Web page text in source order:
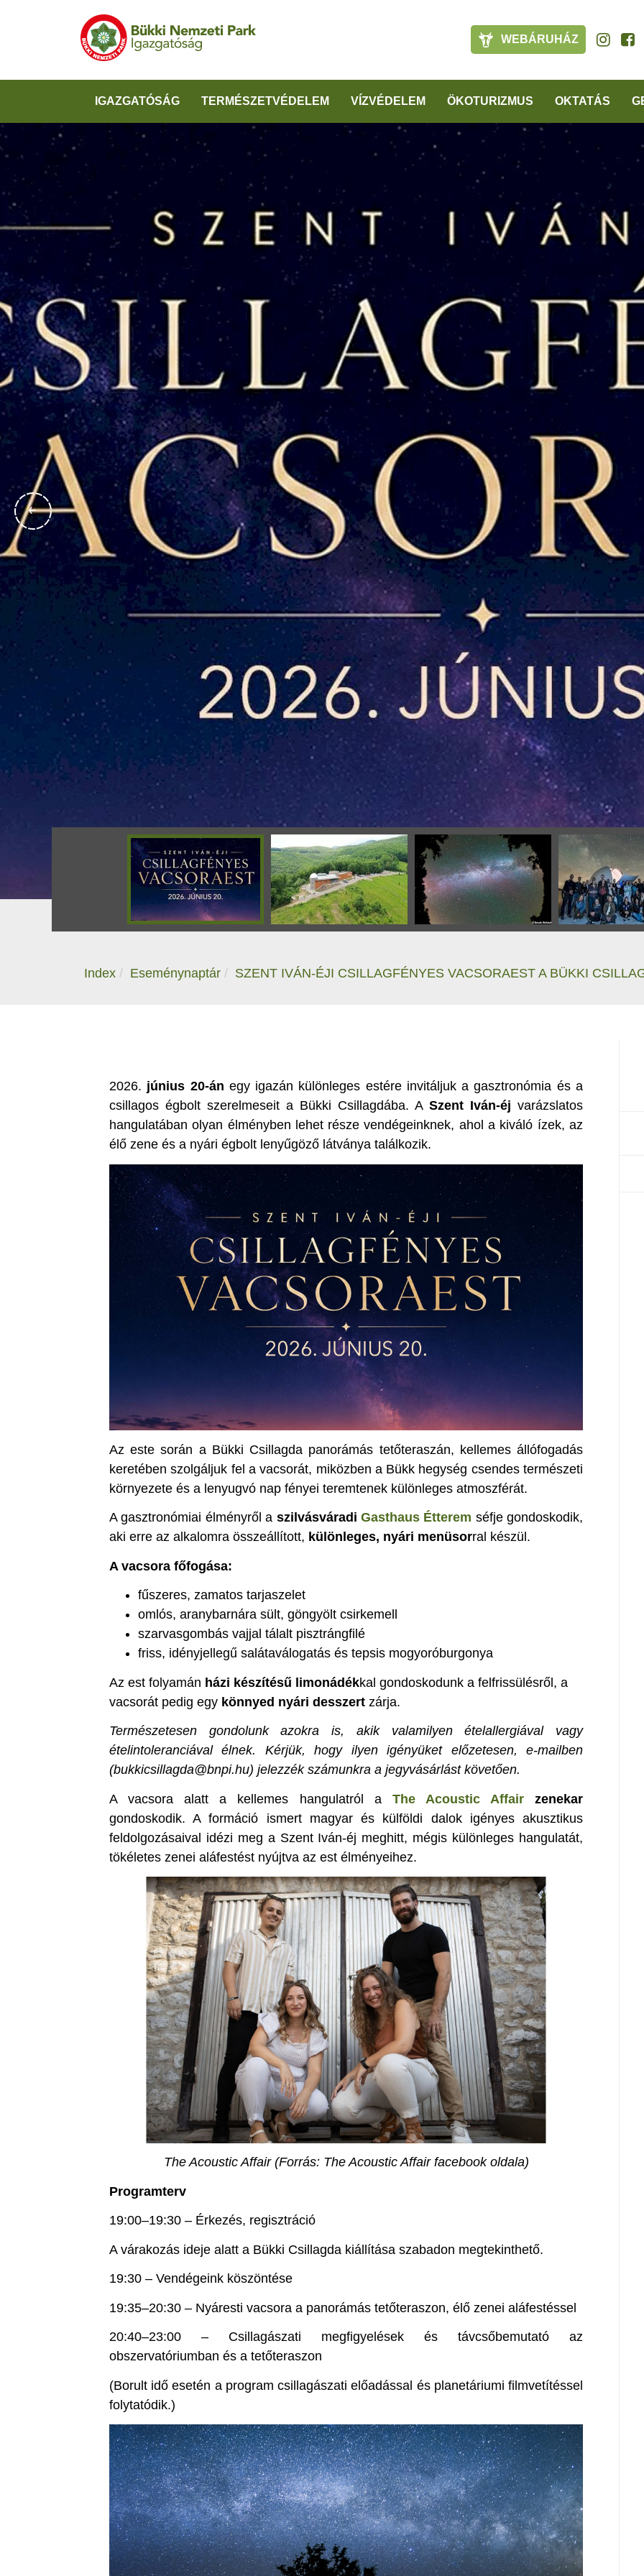
WEBÁRUHÁZ
IGAZGATÓSÁG TERMÉSZETVÉDELEM VÍZVÉDELEM ÖKOTURIZMUS OKTATÁS
Index Eseménynaptár SZENT IVÁN-ÉJI CSILLAGFÉNYES VACSORAEST A BÜKKI
2026. június 20-án egy igazán különleges estére invitáljuk a gasztronómia és a
csillagos égbolt szerelmeseit a Bükki Csillagdába. A Szent Iván-éj varázslatos
hangulatában olyan élményben lehet része vendégeinknek, ahol a kiváló ízek, az
élő zene és a nyári égbolt lenyűgöző látványa találkozik.
Az este során a Bükki Csillagda panorámás tetőteraszán, kellemes állófogadás
keretében szolgáljuk fel a vacsorát, miközben a Bükk hegység csendes természeti
környezete és a lenyugvó nap fényei teremtenek különleges atmoszférát.
A gasztronómiai élményről a szilvásváradi Gasthaus Étterem séfje gondoskodik,
aki erre az alkalomra összeállított, különleges, nyári menüsorral készül.
A vacsora főfogása:
fűszeres, zamatos tarjaszelet
omlós, aranybarnára sült, göngyölt csirkemell
szarvasgombás vajjal tálalt pisztrángfilé
friss, idényjellegű salátaválogatás és tepsis mogyoróburgonya
Az est folyamán házi készítésű limonádékkal gondoskodunk a felfrissülésről, a
vacsorát pedig egy könnyed nyári desszert zárja.
Természetesen gondolunk azokra is, akik valamilyen ételallergiával vagy
ételintoleranciával élnek. Kérjük, hogy ilyen igényüket előzetesen, e-mailben
(bukkicsillagda@bnpi.hu) jelezzék számunkra a jegyvásárlást követően.
A vacsora alatt a kellemes hangulatról a The Acoustic Affairzenekar
gondoskodik. A formáció ismert magyar és külföldi dalok igényes akusztikus
feldolgozásaival idézi meg a Szent Iván-éj meghitt, mégis különleges hangulatát,
tökéletes zenei aláfestést nyújtva az est élményeihez.
The Acoustic Affair (Forrás: The Acoustic Affair facebook oldala)
Programterv
19:00–19:30 – Érkezés, regisztráció
A várakozás ideje alatt a Bükki Csillagda kiállítása szabadon megtekinthető.
19:30 – Vendégeink köszöntése
19:35–20:30 – Nyáresti vacsora a panorámás tetőteraszon, élő zenei aláfestéssel
20:40–23:00 – Csillagászati megfigyelések és távcsőbemutató az
obszervatóriumban és a tetőteraszon
(Borult idő esetén a program csillagászati előadással és planetáriumi filmvetítéssel
folytatódik.)